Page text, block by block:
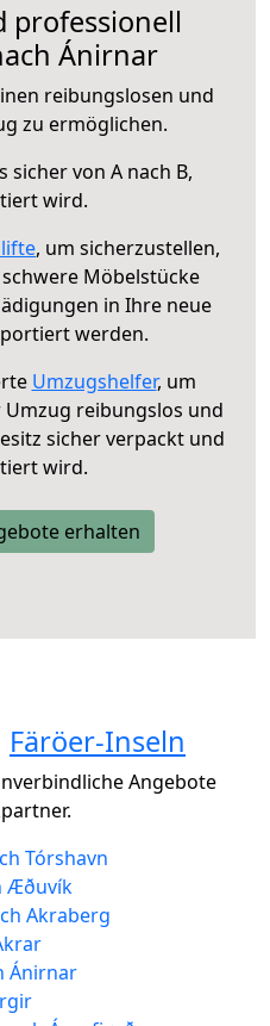
professionell
Ánirnar
reibungslosen und
zu ermöglichen.
sicher von A nach B,
wird.
, um sicherzustellen,
Möbelstücke
in Ihre neue
werden.
Umzugshelfer, um
reibungslos und
sicher verpackt und
wird.
erhalten
Färöer-Inseln
Angebote
Tórshavn
Æðuvík
Akraberg
Ánirnar